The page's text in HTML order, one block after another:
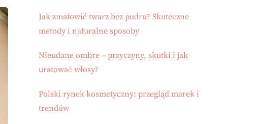
Jak zmatowić twarz bez pudru? Skuteczne
metody i naturalne sposoby
Nieudane ombre – przyczyny, skutki i jak
uratować włosy?
Polski rynek kosmetyczny: przegląd marek i
trendów